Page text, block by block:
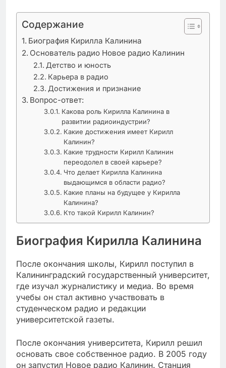
Содержание
Биография Кирилла Калинина
Основатель радио Новое радио Калинин
Детство и юность
Карьера в радио
Достижения и признание
Вопрос-ответ:
Какова роль Кирилла Калинина в
развитии радиоиндустрии?
Какие достижения имеет Кирилл
Калинин?
Какие трудности Кирилл Калинин
переодолел в своей карьере?
Что делает Кирилла Калинина
выдающимся в области радио?
Какие планы на будущее у Кирилла
Калинина?
Кто такой Кирилл Калинин?
Биография Кирилла Калинина
После окончания школы, Кирилл поступил в
Калининградский государственный университет,
где изучал журналистику и медиа. Во время
учебы он стал активно участвовать в
студенческом радио и редакции
университетской газеты.
После окончания университета, Кирилл решил
основать свое собственное радио. В 2005 году
он запустил Новое радио Калинин. Станция